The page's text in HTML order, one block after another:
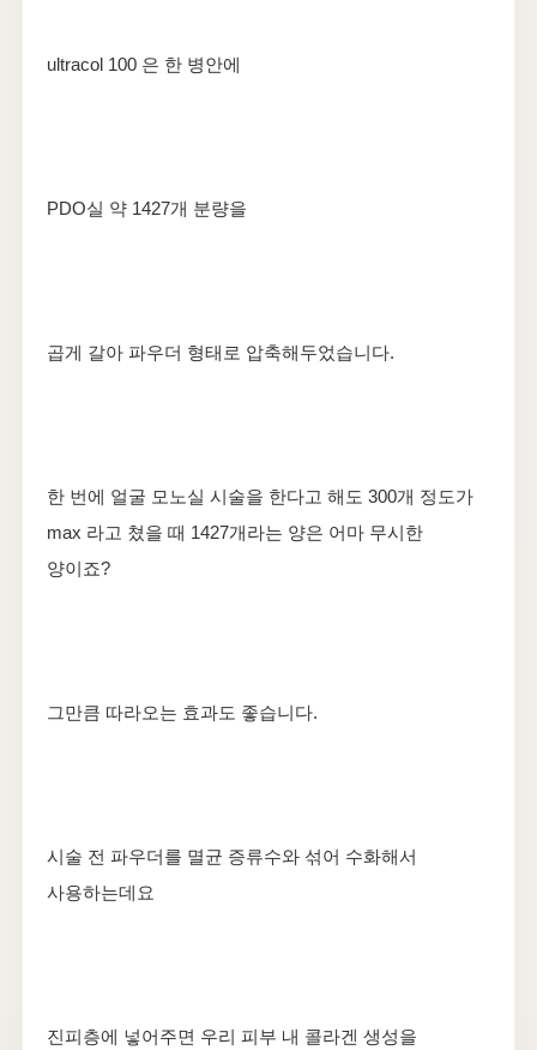
ultracol 100 은 한 병안에
PDO실 약 1427개 분량을
곱게 갈아 파우더 형태로 압축해두었습니다.
​한 번에 얼굴 모노실 시술을 한다고 해도 300개 정도가
max 라고 쳤을 때 1427개라는 양은 어마 무시한
양이죠?
​그만큼 따라오는 효과도 좋습니다.
시술 전 파우더를 멸균 증류수와 섞어 수화해서
사용하는데요
​진피층에 넣어주면 우리 피부 내 콜라겐 생성을